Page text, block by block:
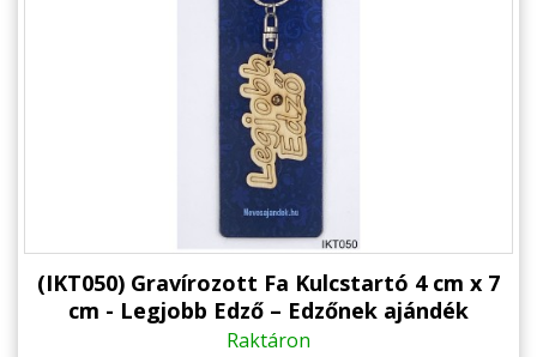
(IKT050) Gravírozott Fa Kulcstartó 4 cm x 7
cm - Legjobb Edző – Edzőnek ajándék
Raktáron